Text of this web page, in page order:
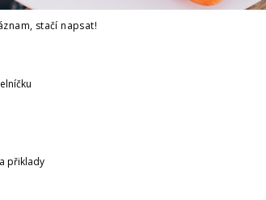
stačí napsat!
přiklady